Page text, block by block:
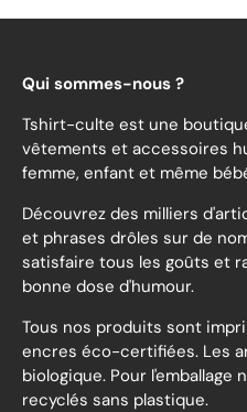
Qui sommes-nous ?
Tshirt-culte est une
vêtements et accessoires
femme, enfant et même
Découvrez des milliers
et phrases drôles sur de
satisfaire tous les goûts et
bonne dose d'humour.
Tous nos produits sont
encres éco-certifiées. Les
biologique. Pour
recyclés sans plastique.